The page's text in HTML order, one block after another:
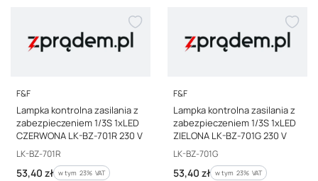
PRODUCENT
F&F
Lampka kontrolna zasilania z
zabezpieczeniem 1/3S 1xLED
CZERWONA LK-BZ-701R 230 V
Kod producenta
LK-BZ-701R
Cena brutto
53,40 zł w tym %s VAT
w tym 23% VAT
PRODUCENT
F&F
Lampka kontrolna zasilania z
zabezpieczeniem 1/3S 1xLED
ZIELONA LK-BZ-701G 230 V
Kod producenta
LK-BZ-701G
Cena brutto
53,40 zł w tym %s VAT
w tym 23% VAT